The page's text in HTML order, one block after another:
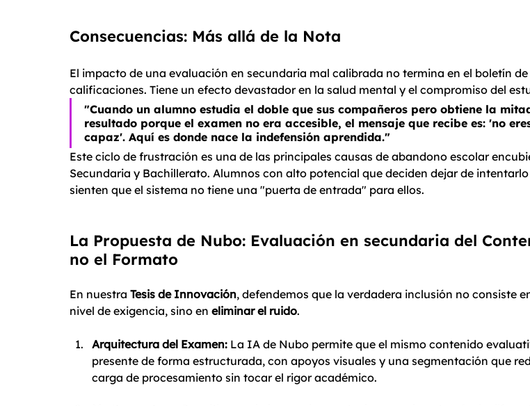
Consecuencias: Más allá de la Nota
El impacto de una evaluación en secundaria mal calibrada no termina en el boletín de
calificaciones. Tiene un efecto devastador en la salud mental y el compromiso del
"Cuando un alumno estudia el doble que sus compañeros pero obtiene la
resultado porque el examen no era accesible, el mensaje que recibe es: 'no
capaz'. Aquí es donde nace la indefensión aprendida."
Este ciclo de frustración es una de las principales causas de abandono escolar
Secundaria y Bachillerato. Alumnos con alto potencial que deciden dejar de
sienten que el sistema no tiene una "puerta de entrada" para ellos.
La Propuesta de Nubo: Evaluación en secundaria del
no el Formato
En nuestra Tesis de Innovación, defendemos que la verdadera inclusión no consiste
nivel de exigencia, sino en eliminar el ruido.
Arquitectura del Examen: La IA de Nubo permite que el mismo contenido
presente de forma estructurada, con apoyos visuales y una segmentación que
carga de procesamiento sin tocar el rigor académico.